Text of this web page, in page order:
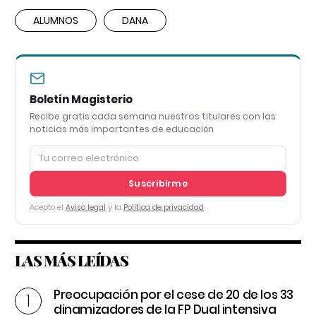
ALUMNOS DANA
Boletín Magisterio
Recibe gratis cada semana nuestros titulares con las
noticias más importantes de educación
Suscribirme
Acepto el Aviso legal y la Política de privacidad
LAS MÁS LEÍDAS
Preocupación por el cese de 20 de los 33
dinamizadores de la FP Dual intensiva